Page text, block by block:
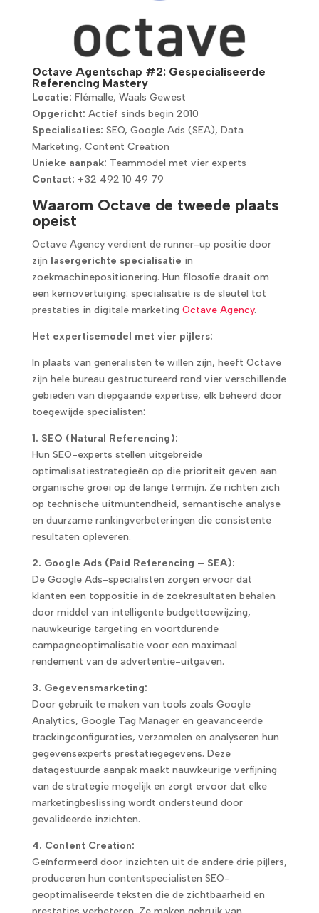
Octave Agentschap #2: Gespecialiseerde
Referencing Mastery
Locatie: Flémalle, Waals Gewest
Opgericht: Actief sinds begin 2010
Specialisaties: SEO, Google Ads (SEA), Data
Marketing, Content Creation
Unieke aanpak: Teammodel met vier experts
Contact: +32 492 10 49 79
Waarom Octave de tweede plaats
opeist
Octave Agency verdient de runner-up positie door
zijn lasergerichte specialisatie in
zoekmachinepositionering. Hun filosofie draait om
een kernovertuiging: specialisatie is de sleutel tot
prestaties in digitale marketing Octave Agency.
Het expertisemodel met vier pijlers:
In plaats van generalisten te willen zijn, heeft Octave
zijn hele bureau gestructureerd rond vier verschillende
gebieden van diepgaande expertise, elk beheerd door
toegewijde specialisten:
1. SEO (Natural Referencing):
Hun SEO-experts stellen uitgebreide
optimalisatiestrategieën op die prioriteit geven aan
organische groei op de lange termijn. Ze richten zich
op technische uitmuntendheid, semantische analyse
en duurzame rankingverbeteringen die consistente
resultaten opleveren.
2. Google Ads (Paid Referencing – SEA):
De Google Ads-specialisten zorgen ervoor dat
klanten een toppositie in de zoekresultaten behalen
door middel van intelligente budgettoewijzing,
nauwkeurige targeting en voortdurende
campagneoptimalisatie voor een maximaal
rendement van de advertentie-uitgaven.
3. Gegevensmarketing:
Door gebruik te maken van tools zoals Google
Analytics, Google Tag Manager en geavanceerde
trackingconfiguraties, verzamelen en analyseren hun
gegevensexperts prestatiegegevens. Deze
datagestuurde aanpak maakt nauwkeurige verfijning
van de strategie mogelijk en zorgt ervoor dat elke
marketingbeslissing wordt ondersteund door
gevalideerde inzichten.
4. Content Creation:
Geïnformeerd door inzichten uit de andere drie pijlers,
produceren hun contentspecialisten SEO-
geoptimaliseerde teksten die de zichtbaarheid en